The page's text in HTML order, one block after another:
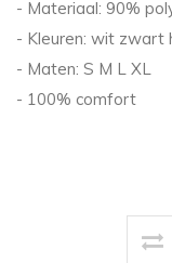
- Materiaal: 90%
- Kleuren: wit zwart
- Maten: S M L XL
- 100% comfort